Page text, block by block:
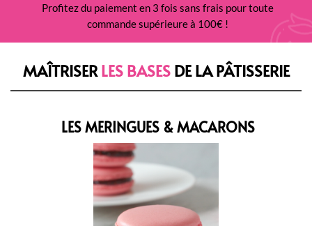
Profitez du paiement en 3 fois sans frais pour toute
commande supérieure à 100€ !
MAÎTRISER LES BASESDE LA PÂTISSERIE
LES MERINGUES & MACARONS